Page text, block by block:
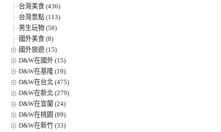
台灣美食 (436)
台灣景點 (113)
男生玩物 (58)
國外美食 (8)
國外旅遊 (15)
D&W在國外 (15)
D&W在基隆 (19)
D&W在台北 (475)
D&W在新北 (279)
D&W在宜蘭 (24)
D&W在桃園 (89)
D&W在新竹 (33)